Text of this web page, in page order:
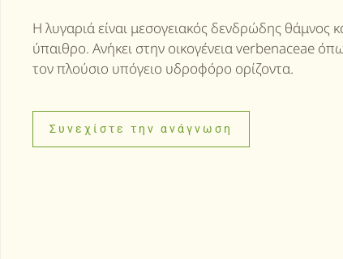
Η λυγαριά είναι μεσογειακός δενδρώδης θάμνος
ύπαιθρο. Ανήκει στην οικογένεια verbenaceae
τον πλούσιο υπόγειο υδροφόρο ορίζοντα.
Συνεχίστε την ανάγνωση